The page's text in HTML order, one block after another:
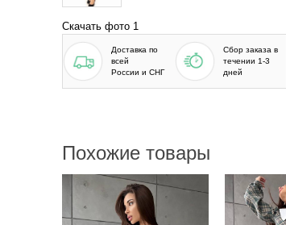
Скачать фото 1
Доставка по
всей
России и СНГ
Сбор заказа в
течении 1-3
дней
Похожие товары